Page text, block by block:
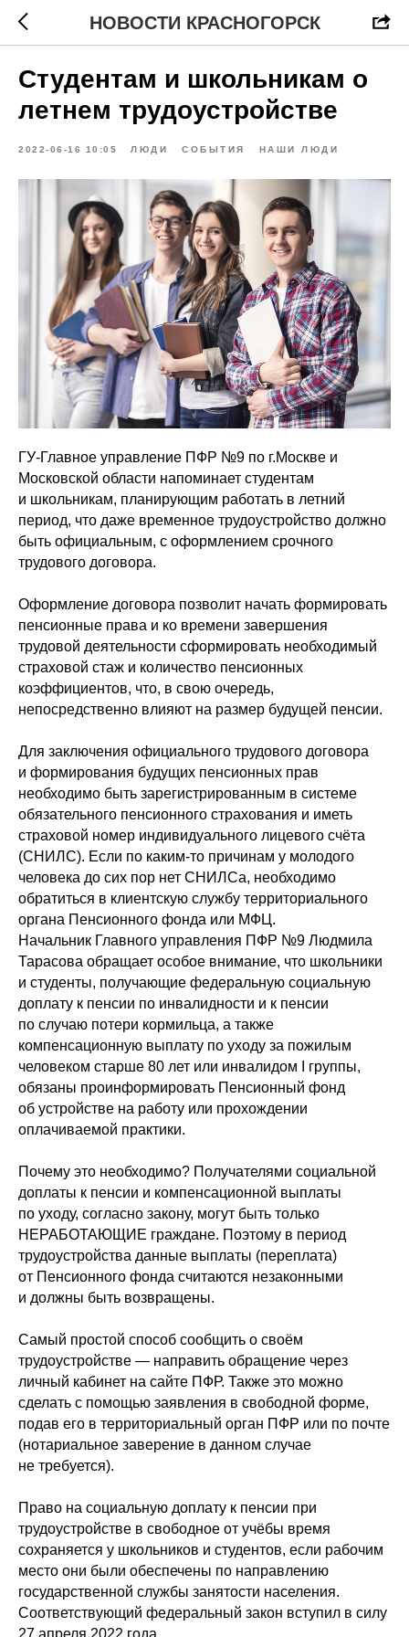
НОВОСТИ КРАСНОГОРСК
Студентам и школьникам о
летнем трудоустройстве
2022-06-16 10:05 ЛЮДИ СОБЫТИЯ НАШИ ЛЮДИ
ГУ-Главное управление ПФР №9 по г.Москве и
Московской области напоминает студентам
и школьникам, планирующим работать в летний
период, что даже временное трудоустройство должно
быть официальным, с оформлением срочного
трудового договора.
Оформление договора позволит начать формировать
пенсионные права и ко времени завершения
трудовой деятельности сформировать необходимый
страховой стаж и количество пенсионных
коэффициентов, что, в свою очередь,
непосредственно влияют на размер будущей пенсии.
Для заключения официального трудового договора
и формирования будущих пенсионных прав
необходимо быть зарегистрированным в системе
обязательного пенсионного страхования и иметь
страховой номер индивидуального лицевого счёта
(СНИЛС). Если по каким-то причинам у молодого
человека до сих пор нет СНИЛСа, необходимо
обратиться в клиентскую службу территориального
органа Пенсионного фонда или МФЦ.
Начальник Главного управления ПФР №9 Людмила
Тарасова обращает особое внимание, что школьники
и студенты, получающие федеральную социальную
доплату к пенсии по инвалидности и к пенсии
по случаю потери кормильца, а также
компенсационную выплату по уходу за пожилым
человеком старше 80 лет или инвалидом I группы,
обязаны проинформировать Пенсионный фонд
об устройстве на работу или прохождении
оплачиваемой практики.
Почему это необходимо? Получателями социальной
доплаты к пенсии и компенсационной выплаты
по уходу, согласно закону, могут быть только
НЕРАБОТАЮЩИЕ граждане. Поэтому в период
трудоустройства данные выплаты (переплата)
от Пенсионного фонда считаются незаконными
и должны быть возвращены.
Самый простой способ сообщить о своём
трудоустройстве — направить обращение через
личный кабинет на сайте ПФР. Также это можно
сделать с помощью заявления в свободной форме,
подав его в территориальный орган ПФР или по почте
(нотариальное заверение в данном случае
не требуется).
Право на социальную доплату к пенсии при
трудоустройстве в свободное от учёбы время
сохраняется у школьников и студентов, если рабочим
место они были обеспечены по направлению
государственной службы занятости населения.
Соответствующий федеральный закон вступил в силу
27 апреля 2022 года.